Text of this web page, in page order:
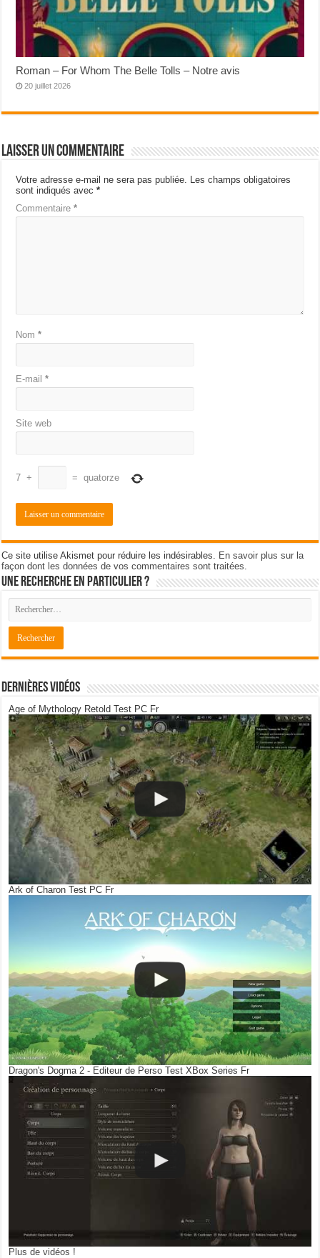
Roman – For Whom The Belle Tolls – Notre avis
20 juillet 2026
Laisser un commentaire
Votre adresse e-mail ne sera pas publiée.
Les champs obligatoires
sont indiqués avec*
Commentaire*
Nom*
E-mail*
Site web
7 + = quatorze
Ce site utilise Akismet pour réduire les indésirables.
En savoir plus sur la
façon dont les données de vos commentaires sont traitées
Une recherche en particulier ?
Dernières Vidéos
Age of Mythology Retold Test PC Fr
Ark of Charon Test PC Fr
Dragon's Dogma 2 - Editeur de Perso Test XBox Series Fr
Plus de vidéos !